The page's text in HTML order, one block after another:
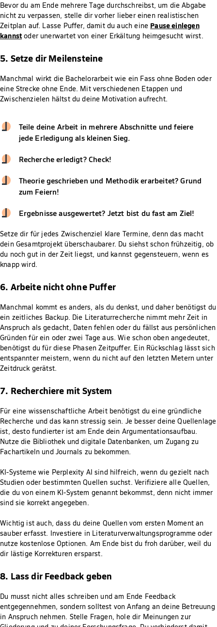
Bevor du am Ende mehrere Tage durchschreibst, um die Abgabe
nicht zu verpassen, stelle dir vorher lieber einen realistischen
Zeitplan auf. Lasse Puffer, damit du auch eine Pause einlegen
kannstoder unerwartet von einer Erkältung heimgesucht wirst.
5. Setze dir Meilensteine
Manchmal wirkt die Bachelorarbeit wie ein Fass ohne Boden oder
eine Strecke ohne Ende. Mit verschiedenen Etappen und
Zwischenzielen hältst du deine Motivation aufrecht.
Teile deine Arbeit in mehrere Abschnitte und feiere
jede Erledigung als kleinen Sieg.
Recherche erledigt? Check!
Theorie geschrieben und Methodik erarbeitet? Grund
zum Feiern!
Ergebnisse ausgewertet? Jetzt bist du fast am Ziel!
Setze dir für jedes Zwischenziel klare Termine, denn das macht
dein Gesamtprojekt überschaubarer. Du siehst schon frühzeitig, ob
du noch gut in der Zeit liegst, und kannst gegensteuern, wenn es
knapp wird.
6. Arbeite nicht ohne Puffer
Manchmal kommt es anders, als du denkst, und daher benötigst du
ein zeitliches Backup. Die Literaturrecherche nimmt mehr Zeit in
Anspruch als gedacht, Daten fehlen oder du fällst aus persönlichen
Gründen für ein oder zwei Tage aus. Wie schon oben angedeutet,
benötigst du für diese Phasen Zeitpuffer. Ein Rückschlag lässt sich
entspannter meistern, wenn du nicht auf den letzten Metern unter
Zeitdruck gerätst.
7. Recherchiere mit System
Für eine wissenschaftliche Arbeit benötigst du eine gründliche
Recherche und das kann stressig sein. Je besser deine Quellenlage
ist, desto fundierter ist am Ende dein Argumentationsaufbau.
Nutze die Bibliothek und digitale Datenbanken, um Zugang zu
Fachartikeln und Journals zu bekommen.
KI-Systeme wie Perplexity AI sind hilfreich, wenn du gezielt nach
Studien oder bestimmten Quellen suchst. Verifiziere alle Quellen,
die du von einem KI-System genannt bekommst, denn nicht immer
sind sie korrekt angegeben.
Wichtig ist auch, dass du deine Quellen vom ersten Moment an
sauber erfasst. Investiere in Literaturverwaltungsprogramme oder
nutze kostenlose Optionen. Am Ende bist du froh darüber, weil du
dir lästige Korrekturen ersparst.
8. Lass dir Feedback geben
Du musst nicht alles schreiben und am Ende Feedback
entgegennehmen, sondern solltest von Anfang an deine Betreuung
in Anspruch nehmen. Stelle Fragen, hole dir Meinungen zur